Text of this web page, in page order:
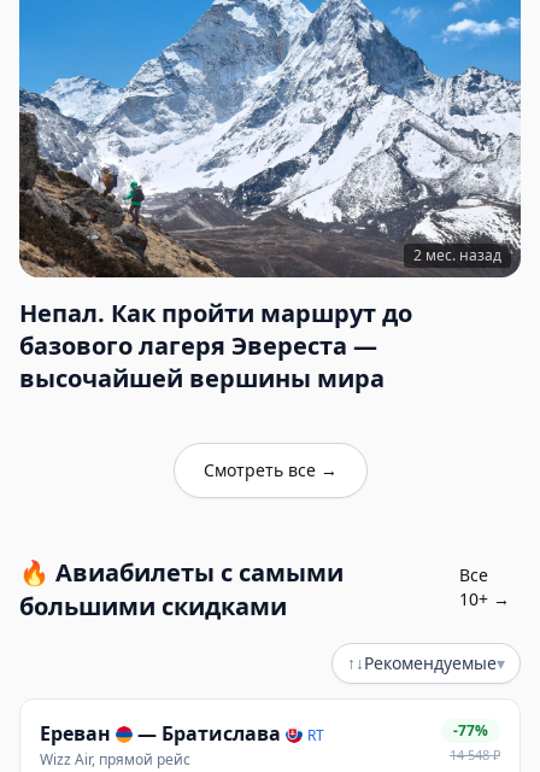
2 мес. назад
Непал. Как пройти маршрут до
базового лагеря Эвереста —
высочайшей вершины мира
Смотреть все→
🔥 Авиабилеты с самыми
большими скидками
Все
10+ →
↑↓Рекомендуемые▾
Ереван — Братислава
RT
Wizz Air, прямой рейс
-77%
14 548₽